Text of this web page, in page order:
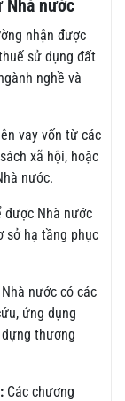
Nhà nước
nhận được
sử dụng đất
nghề và
vay vốn từ các
xã hội, hoặc
nước.
được Nhà nước
sở hạ tầng phục
Nhà nước có các
ứng dụng
thương
Các chương